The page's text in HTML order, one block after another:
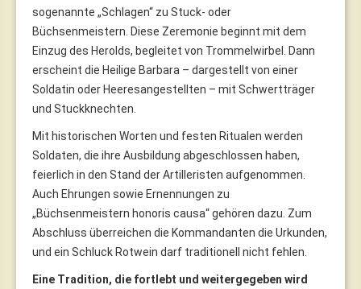
sogenannte „Schlagen“ zu Stuck- oder
Büchsenmeistern. Diese Zeremonie beginnt mit dem
Einzug des Herolds, begleitet von Trommelwirbel. Dann
erscheint die Heilige Barbara – dargestellt von einer
Soldatin oder Heeresangestellten – mit Schwertträger
und Stuckknechten.
Mit historischen Worten und festen Ritualen werden
Soldaten, die ihre Ausbildung abgeschlossen haben,
feierlich in den Stand der Artilleristen aufgenommen.
Auch Ehrungen sowie Ernennungen zu
„Büchsenmeistern honoris causa“ gehören dazu. Zum
Abschluss überreichen die Kommandanten die Urkunden,
und ein Schluck Rotwein darf traditionell nicht fehlen.
Eine Tradition, die fortlebt und weitergegeben wird